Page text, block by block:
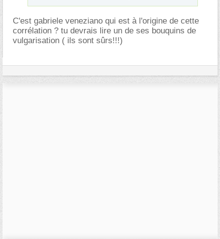
C'est gabriele veneziano qui est à l'origine de cette
corrélation ? tu devrais lire un de ses bouquins de
vulgarisation ( ils sont sûrs!!!)